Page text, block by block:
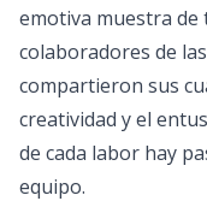
emotiva muestra
colaboradores de
compartieron sus
creatividad y el
de cada labor hay
equipo.